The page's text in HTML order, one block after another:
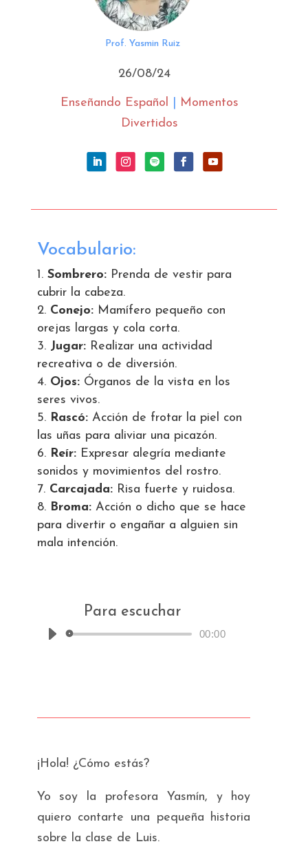
Prof. Yasmin Ruiz
26/08/24
Enseñando Español
Momentos
Divertidos
Vocabulario:
Sombrero:Prenda de vestir para
cubrir la cabeza.
Conejo:Mamífero pequeño con
orejas largas y cola corta.
Jugar:Realizar una actividad
recreativa o de diversión.
Ojos:Órganos de la vista en los
seres vivos.
Rascó:Acción de frotar la piel con
las uñas para aliviar una picazón.
Reír:Expresar alegría mediante
sonidos y movimientos del rostro.
Carcajada:Risa fuerte y ruidosa.
Broma:Acción o dicho que se hace
para divertir o engañar a alguien sin
mala intención.
Para escuchar
Reproductor00:00
¡Hola! ¿Cómo estás?
Yo soy la profesora Yasmín, y hoy
quiero contarte una pequeña historia
sobre la clase de Luis.